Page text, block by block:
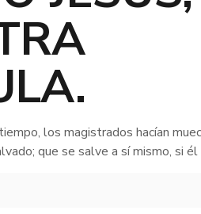
los magistrados hacían
que se salve a sí mismo, si